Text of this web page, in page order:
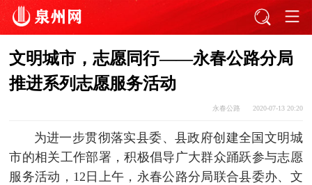
文明城市，志愿同行——永春公路分局
推进系列志愿服务活动
永春公路 2020-07-13 20:20
为进一步贯彻落实县委、县政府创建全国文明城
市的相关工作部署，积极倡导广大群众踊跃参与志愿
服务活动，12日上午，永春公路分局联合县委办、文